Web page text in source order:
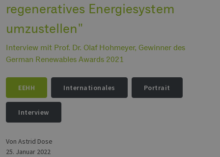
regeneratives Energiesystem
umzustellen"
Interview mit Prof. Dr. Olaf Hohmeyer, Gewinner des
German Renewables Awards 2021
EEHH Internationales Portrait
Interview
von Astrid Dose
25. Januar 2022